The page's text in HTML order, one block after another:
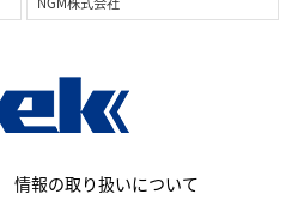
情報の取り扱いについて